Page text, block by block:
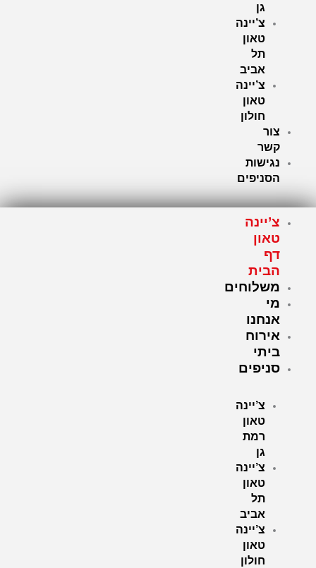
גן
צ’יינה
טאון
תל
אביב
צ’יינה
טאון
חולון
צור
קשר
נגישות
הסניפים
צ’יינה
טאון
דף
הבית
משלוחים
מי
אנחנו
אירוח
ביתי
סניפים
צ’יינה
טאון
רמת
גן
צ’יינה
טאון
תל
אביב
צ’יינה
טאון
חולון